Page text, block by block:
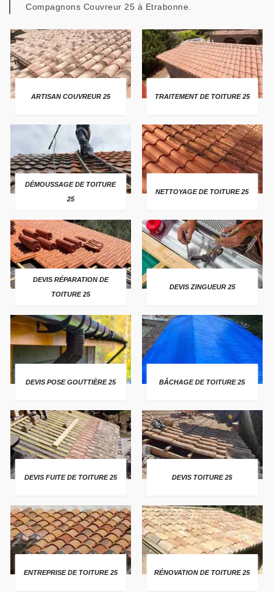
Compagnons Couvreur 25 à Etrabonne.
ARTISAN COUVREUR 25 TRAITEMENT DE TOITURE 25
DÉMOUSSAGE DE TOITURE
25
NETTOYAGE DE TOITURE 25
DEVIS RÉPARATION DE
TOITURE 25
DEVIS ZINGUEUR 25
DEVIS POSE GOUTTIÈRE 25 BÂCHAGE DE TOITURE 25
DEVIS FUITE DE TOITURE 25 DEVIS TOITURE 25
ENTREPRISE DE TOITURE 25 RÉNOVATION DE TOITURE 25